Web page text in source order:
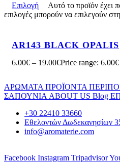
Επιλογή
Αυτό το προϊόν έχει
επιλογές μπορούν να επιλεγούν
AR143 BLACK OPALIS
6.00€ – 19.00€Price range:
ΑΡΩΜΑΤΑ ΠΡΟΪΟΝΤΑ
ΣΑΠΟΥΝΙΑ ABOUT US Blog
+30 22410 33660
Εθελοντών Δωδεκανησίων
info@aromaterie.com
Facebook Instagram Tripadvisor